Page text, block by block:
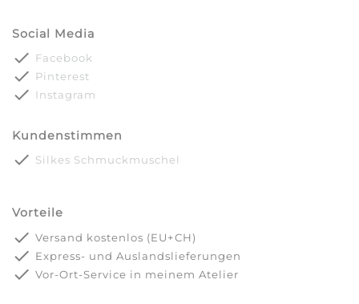
Social Media
done Facebook
done Pinterest
done Instagram
Kundenstimmen
done Silkes Schmuckmuschel
Vorteile
done Versand kostenlos (EU+CH)
done Express- und Auslandslieferungen
done Vor-Ort-Service in meinem Atelier